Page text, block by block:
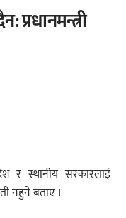
र स्थानीय सरकारलाई
नहुने बताए ।